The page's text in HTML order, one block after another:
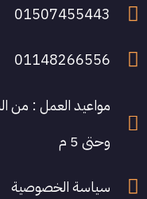
01507455443
01148266556
وحتى 5 م
سياسة الخصوصية